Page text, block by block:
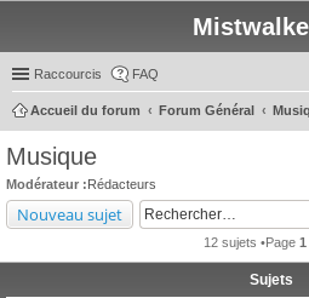
Raccourcis FAQ
Accueil du forum Forum Général
Musique
Modérateur :Rédacteurs
Nouveau sujet
12 sujets •Page 1
Sujets